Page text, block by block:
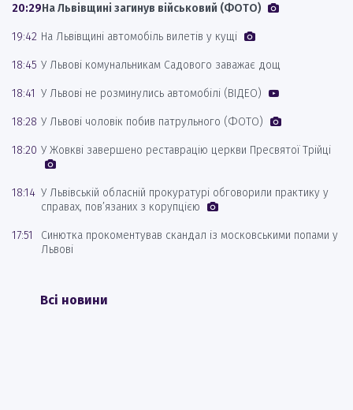
20:29На Львівщині загинув військовий (ФОТО)
19:42 На Львівщині автомобіль вилетів у кущі
18:45 У Львові комунальникам Садового заважає дощ
18:41 У Львові не розминулись автомобілі (ВІДЕО)
18:28 У Львові чоловік побив патрульного (ФОТО)
18:20 У Жовкві завершено реставрацію церкви Пресвятої Трійці
18:14 У Львівській обласній прокуратурі обговорили практику у
справах, пов’язаних з корупцією
17:51
Синютка прокоментував скандал із московськими попами у
Львові
Всі новини